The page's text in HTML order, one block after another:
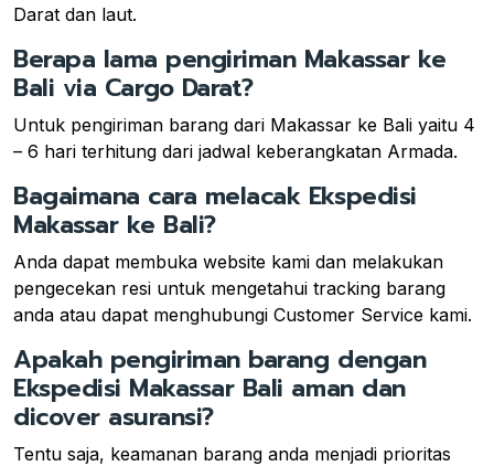
Darat dan laut.
Berapa lama pengiriman Makassar ke
Bali via Cargo Darat?
Untuk pengiriman barang dari Makassar ke Bali yaitu 4
– 6 hari terhitung dari jadwal keberangkatan Armada.
Bagaimana cara melacak Ekspedisi
Makassar ke Bali?
Anda dapat membuka website kami dan melakukan
pengecekan resi untuk mengetahui tracking barang
anda atau dapat menghubungi Customer Service kami.
Apakah pengiriman barang dengan
Ekspedisi Makassar Bali aman dan
dicover asuransi?
Tentu saja, keamanan barang anda menjadi prioritas